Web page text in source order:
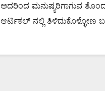
ಅದರಿಂದ ಮನುಷ್ಯರಿಗಾಗುವ
ಆರ್ಟಿಕಲ್ ನಲ್ಲಿ ತಿಳಿದುಕೊಳ್ಳೋಣ